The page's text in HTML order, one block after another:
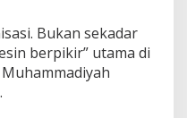
Bukan sekadar
berpikir” utama di